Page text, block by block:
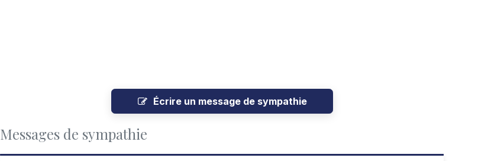
Écrire un message de sympathie
Messages de sympathie